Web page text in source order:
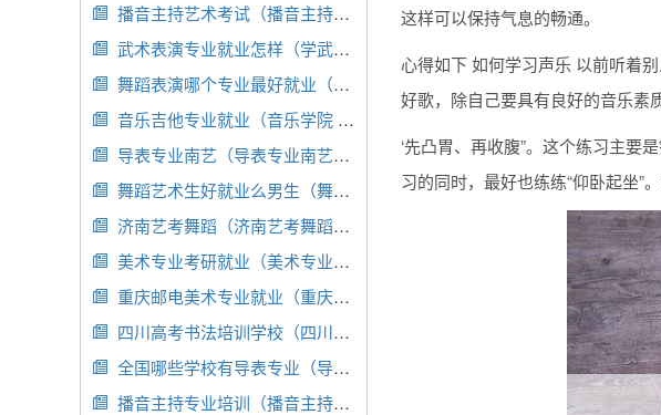
 播音主持艺术考试（播音主持艺术考试时间）
 武术表演专业就业怎样（学武术表演能报考啥大学）
 舞蹈表演哪个专业最好就业（舞蹈表演专业的就业前景）
 音乐吉他专业就业（音乐学院 吉他专业）
 导表专业南艺（导表专业南艺好就业吗）
 舞蹈艺术生好就业么男生（舞蹈艺术生好就业么男生女生）
 济南艺考舞蹈（济南艺考舞蹈集训机构）
 美术专业考研就业（美术专业考研就业方向）
 重庆邮电美术专业就业（重庆邮电美术专业就业情况）
 四川高考书法培训学校（四川高考书法培训学校有哪些）
 全国哪些学校有导表专业（导表属于表演还是编导）
 播音主持专业培训（播音主持专业培训中心）
这样可以保持气息的畅通。
心得如下 如何学习声乐 以前听着
好歌，除自己要具有良好的音乐素
‘先凸胃、再收腹”。这个练习主要
习的同时，最好也练练“仰卧起坐”